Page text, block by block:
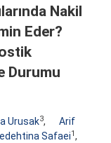
Nakil
Eder?
Durumu
Urusak3,
Arif
Safaei1,